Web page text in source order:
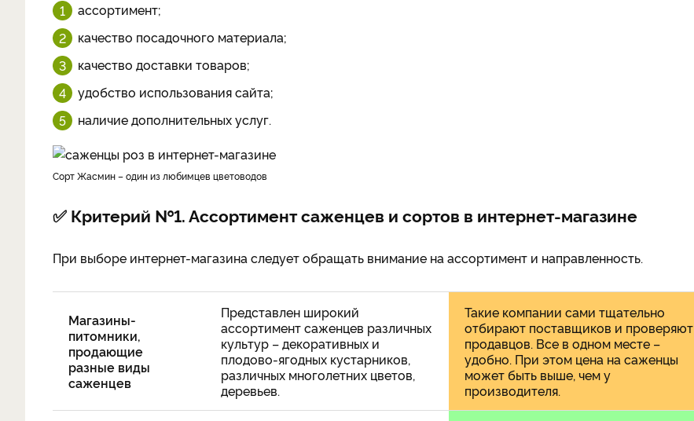
ассортимент;
качество посадочного материала;
качество доставки товаров;
удобство использования сайта;
наличие дополнительных услуг.
Сорт Жасмин – один из любимцев цветоводов
✅ Критерий №1. Ассортимент саженцев и сортов в интернет-магазине
При выборе интернет-магазина следует обращать внимание на ассортимент и направленность.
Магазины-
питомники,
продающие
разные виды
саженцев
Представлен широкий
ассортимент саженцев различных
культур – декоративных и
плодово-ягодных кустарников,
различных многолетних цветов,
деревьев.
Такие компании сами тщательно
отбирают поставщиков и проверяют
продавцов. Все в одном месте –
удобно. При этом цена на саженцы
может быть выше, чем у
производителя.